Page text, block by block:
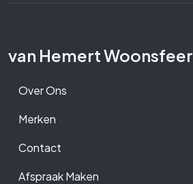
van Hemert Woonsfeer
Over Ons
Merken
Contact
Afspraak Maken